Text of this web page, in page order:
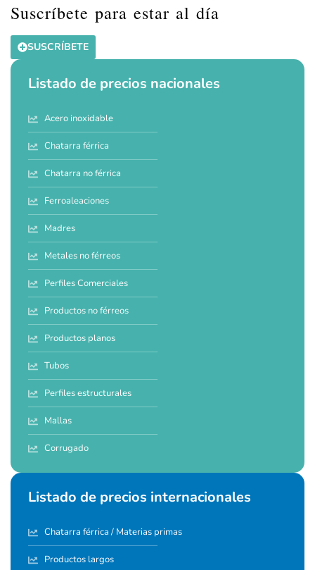
Suscríbete para estar al día
SUSCRÍBETE
Listado de precios nacionales
Acero inoxidable
Chatarra férrica
Chatarra no férrica
Ferroaleaciones
Madres
Metales no férreos
Perfiles Comerciales
Productos no férreos
Productos planos
Tubos
Perfiles estructurales
Mallas
Corrugado
Listado de precios internacionales
Chatarra férrica / Materias primas
Productos largos